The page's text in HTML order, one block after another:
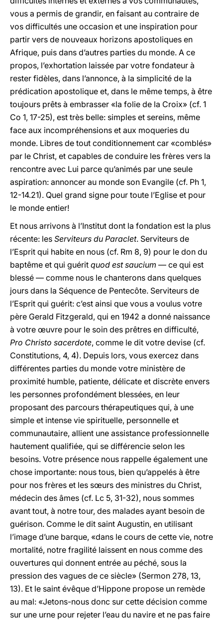
vous a permis de grandir, en faisant au contraire de
vos difficultés une occasion et une inspiration pour
partir vers de nouveaux horizons apostoliques en
Afrique, puis dans d’autres parties du monde. A ce
propos, l’exhortation laissée par votre fondateur à
rester fidèles, dans l’annonce, à la simplicité de la
prédication apostolique et, dans le même temps, à être
toujours prêts à embrasser «la folie de la Croix» (cf. 1
Co 1, 17-25), est très belle: simples et sereins, même
face aux incompréhensions et aux moqueries du
monde. Libres de tout conditionnement car «comblés»
par le Christ, et capables de conduire les frères vers la
rencontre avec Lui parce qu’animés par une seule
aspiration: annoncer au monde son Evangile (cf. Ph 1,
12-14.21). Quel grand signe pour toute l’Eglise et pour
le monde entier!
Et nous arrivons à l’Institut dont la fondation est la plus
récente: les Serviteurs du Paraclet. Serviteurs de
l’Esprit qui habite en nous (cf. Rm 8, 9) pour le don du
baptême et qui guérit quod est saucium — ce qui est
blessé — comme nous le chanterons dans quelques
jours dans la Séquence de Pentecôte. Serviteurs de
l’Esprit qui guérit: c’est ainsi que vous a voulus votre
père Gerald Fitzgerald, qui en 1942 a donné naissance
à votre œuvre pour le soin des prêtres en difficulté,
Pro Christo sacerdote, comme le dit votre devise (cf.
Constitutions, 4, 4). Depuis lors, vous exercez dans
différentes parties du monde votre ministère de
proximité humble, patiente, délicate et discrète envers
les personnes profondément blessées, en leur
proposant des parcours thérapeutiques qui, à une
simple et intense vie spirituelle, personnelle et
communautaire, allient une assistance professionnelle
hautement qualifiée, qui se différencie selon les
besoins. Votre présence nous rappelle également une
chose importante: nous tous, bien qu’appelés à être
pour nos frères et les sœurs des ministres du Christ,
médecin des âmes (cf. Lc 5, 31-32), nous sommes
avant tout, à notre tour, des malades ayant besoin de
guérison. Comme le dit saint Augustin, en utilisant
l’image d’une barque, «dans le cours de cette vie, notre
mortalité, notre fragilité laissent en nous comme des
ouvertures qui donnent entrée au péché, sous la
pression des vagues de ce siècle» (Sermon 278, 13,
13). Et le saint évêque d’Hippone propose un remède
au mal: «Jetons-nous donc sur cette décision comme
sur une urne pour rejeter l’eau du navire et ne pas faire